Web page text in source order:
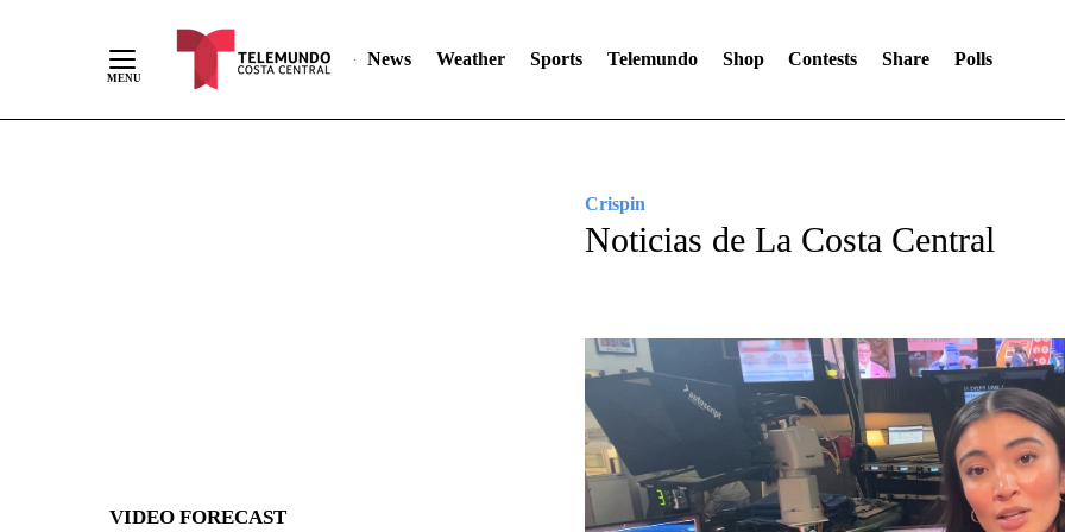
News Weather Sports Telemundo Shop Contests Share Polls
VIDEO FORECAST
Crispin
Noticias de La Costa Central